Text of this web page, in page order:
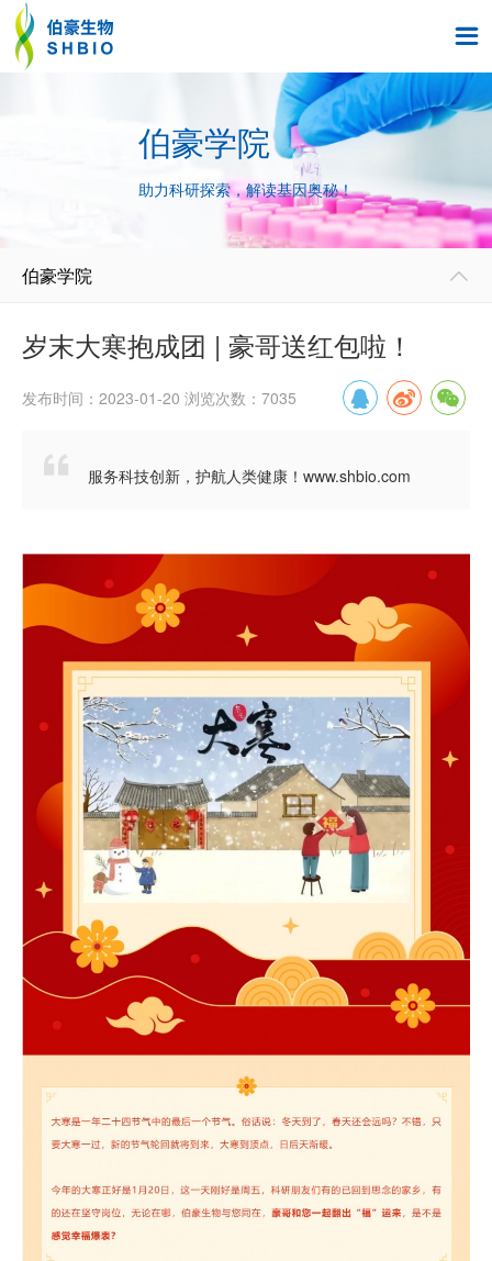

伯豪学院
助力科研探索，解读基因奥秘！
伯豪学院 
岁末大寒抱成团 | 豪哥送红包啦！
发布时间：2023-01-20 浏览次数：7035
 服务科技创新，护航人类健康！www.shbio.com